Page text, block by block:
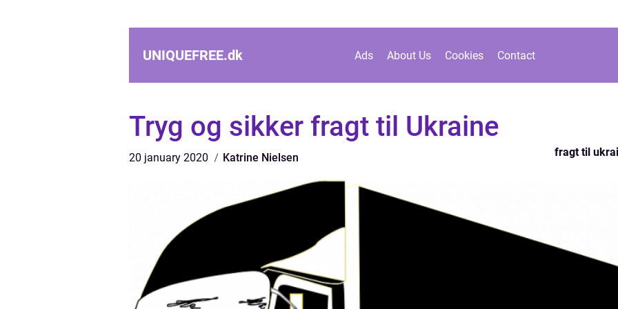
UNIQUEFREE.dk Ads About Us Cookies Contact
Tryg og sikker fragt til Ukraine
20 january 2020 Katrine Nielsen fragt til